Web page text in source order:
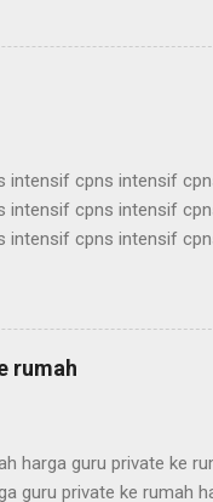
biaya les privat
biaya les privat
biaya les privat biaya
intensif cpns intensif
intensif cpns intensif
intensif cpns intensif
intensif cpns intensif
intensif cpns intensif
intensif cpns intensif
intensif cpns intensif c...
rumah
harga guru private ke
guru private ke rumah